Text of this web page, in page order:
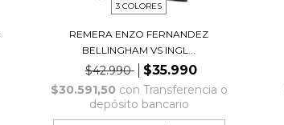
3 COLORES
REMERA ENZO FERNANDEZ
BELLINGHAM VS INGL...
$42.990 $35.990
$30.591,50 con Transferencia o
depósito bancario